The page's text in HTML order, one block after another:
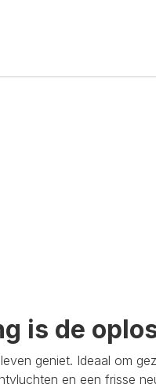
is de
geniet. Ideaal om
en een frisse